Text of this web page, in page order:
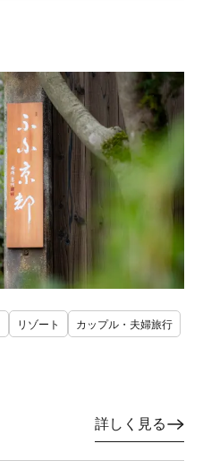
リゾート
カップル・夫婦旅行
詳しく見る